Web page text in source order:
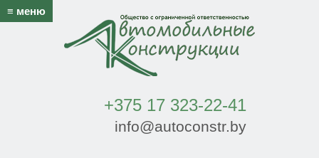
≡ меню
+375 17 323-22-41
info@autoconstr.by